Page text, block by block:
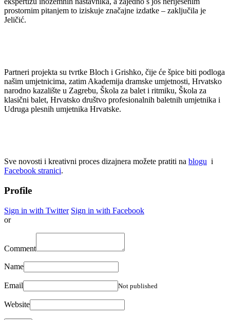
prostornim pitanjem to iziskuje značajne izdatke – zaključila je
Jeličić.
Partneri projekta su tvrtke Bloch i Grishko, čije će špice biti podloga
našim umjetnicima, zatim Akademija dramske umjetnosti, Hrvatsko
narodno kazalište u Zagrebu, Škola za balet i ritmiku, Škola za
klasični balet, Hrvatsko društvo profesionalnih baletnih umjetnika i
Udruga plesnih umjetnika Hrvatske.
Sve novosti i kreativni proces dizajnera možete pratiti na blogu i
Facebook stranici.
Profile
Sign in with Twitter Sign in with Facebook
or
Comment
Name
Email Not published
Website